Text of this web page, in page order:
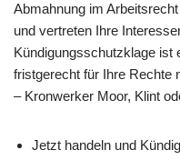
Abmahnung im
und vertreten Ihre
Kündigungsschutzklage ist
fristgerecht für Ihre Rechte
– Kronwerker Moor, Klint
Jetzt handeln und